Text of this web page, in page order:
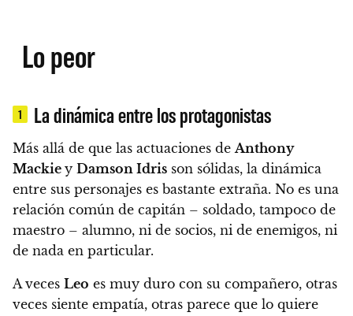
Lo peor
1 La dinámica entre los protagonistas
Más allá de que las actuaciones deAnthony
Mackie y Damson Idris son sólidas, la dinámica
entre sus personajes es bastante extraña. No es una
relación común de capitán – soldado, tampoco de
maestro – alumno, ni de socios, ni de enemigos, ni
de nada en particular.
A veces Leo es muy duro con su compañero, otras
veces siente empatía, otras parece que lo quiere